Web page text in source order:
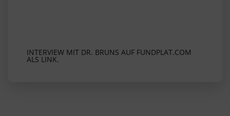
INTERVIEW MIT DR. BRUNS AUF FUNDPLAT.COM
ALS LINK.